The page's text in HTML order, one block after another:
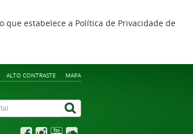
que estabelece a Política de Privacidade de
ALTO CONTRASTE MAPA